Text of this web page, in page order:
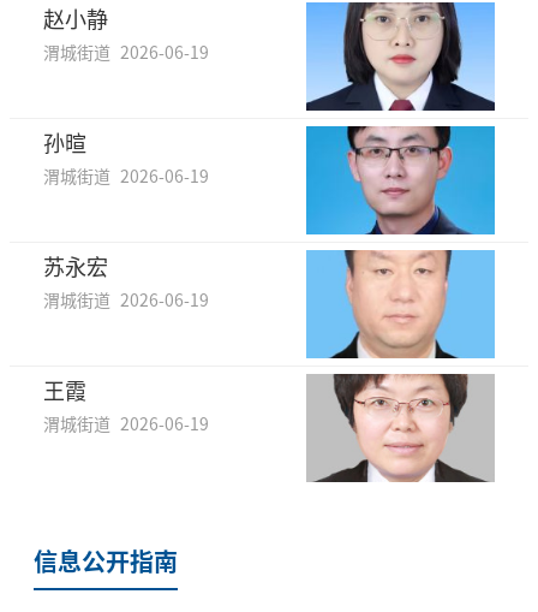
赵小静
渭城街道 2026-06-19
孙暄
渭城街道 2026-06-19
苏永宏
渭城街道 2026-06-19
王霞
渭城街道 2026-06-19
信息公开指南